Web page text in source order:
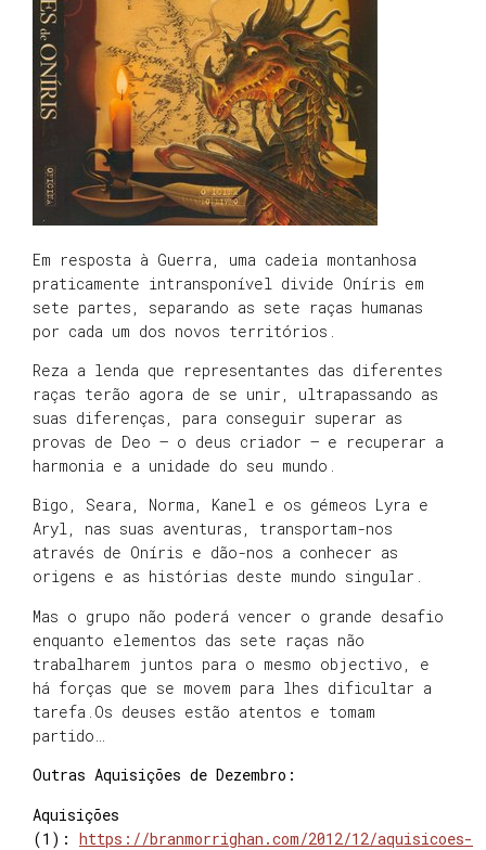
Em resposta à Guerra, uma cadeia montanhosa
praticamente intransponível divide Oníris em
sete partes, separando as sete raças humanas
por cada um dos novos territórios.
Reza a lenda que representantes das diferentes
raças terão agora de se unir, ultrapassando as
suas diferenças, para conseguir superar as
provas de Deo – o deus criador – e recuperar a
harmonia e a unidade do seu mundo.
Bigo, Seara, Norma, Kanel e os gémeos Lyra e
Aryl, nas suas aventuras, transportam-nos
através de Oníris e dão-nos a conhecer as
origens e as histórias deste mundo singular.
Mas o grupo não poderá vencer o grande desafio
enquanto elementos das sete raças não
trabalharem juntos para o mesmo objectivo, e
há forças que se movem para lhes dificultar a
tarefa.Os deuses estão atentos e tomam
partido…
Outras Aquisições de Dezembro:
Aquisições
(1): https://branmorrighan.com/2012/12/aquisicoes-